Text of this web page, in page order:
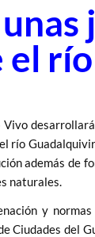
el
río
además de
naturales.
y
Ciudades del